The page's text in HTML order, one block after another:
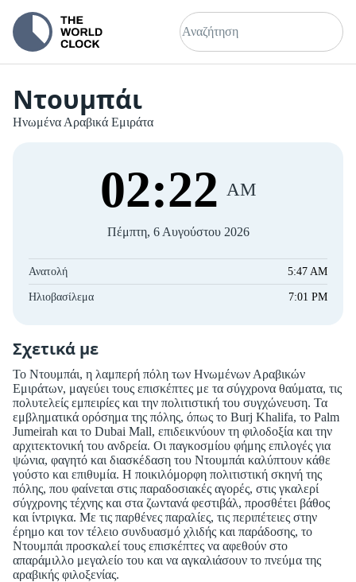
Ντουμπάι
Ηνωμένα Αραβικά Εμιράτα
02:22 AM
Πέμπτη, 6 Αυγούστου 2026
Ανατολή 5:47 AM
Ηλιοβασίλεμα 7:01 PM
Σχετικά με
Το Ντουμπάι, η λαμπερή πόλη των Ηνωμένων Αραβικών
Εμιράτων, μαγεύει τους επισκέπτες με τα σύγχρονα θαύματα, τις
πολυτελείς εμπειρίες και την πολιτιστική του συγχώνευση. Τα
εμβληματικά ορόσημα της πόλης, όπως το Burj Khalifa, το Palm
Jumeirah και το Dubai Mall, επιδεικνύουν τη φιλοδοξία και την
αρχιτεκτονική του ανδρεία. Οι παγκοσμίου φήμης επιλογές για
ψώνια, φαγητό και διασκέδαση του Ντουμπάι καλύπτουν κάθε
γούστο και επιθυμία. Η ποικιλόμορφη πολιτιστική σκηνή της
πόλης, που φαίνεται στις παραδοσιακές αγορές, στις γκαλερί
σύγχρονης τέχνης και στα ζωντανά φεστιβάλ, προσθέτει βάθος
και ίντριγκα. Με τις παρθένες παραλίες, τις περιπέτειες στην
έρημο και τον τέλειο συνδυασμό χλιδής και παράδοσης, το
Ντουμπάι προσκαλεί τους επισκέπτες να αφεθούν στο
απαράμιλλο μεγαλείο του και να αγκαλιάσουν το πνεύμα της
αραβικής φιλοξενίας.